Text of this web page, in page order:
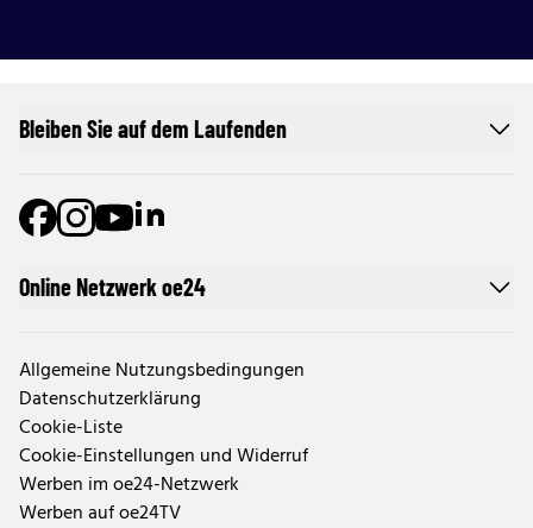
Online Netzwerk oe24
Allgemeine Nutzungsbedingungen
Datenschutzerklärung
Cookie-Liste
Cookie-Einstellungen und Widerruf
Werben im oe24-Netzwerk
Werben auf oe24TV
Bleiben Sie auf dem Laufenden